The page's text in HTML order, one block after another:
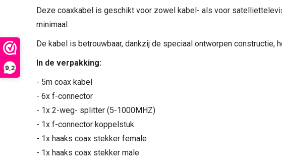
9,2
Deze coaxkabel is geschikt voor zowel kabel- als voor
minimaal.
De kabel is betrouwbaar, dankzij de speciaal ontworpen constructie,
In de verpakking:
- 5m coax kabel
- 6x f-connector
- 1x 2-weg- splitter (5-1000MHZ)
- 1x f-connector koppelstuk
- 1x haaks coax stekker female
- 1x haaks coax stekker male